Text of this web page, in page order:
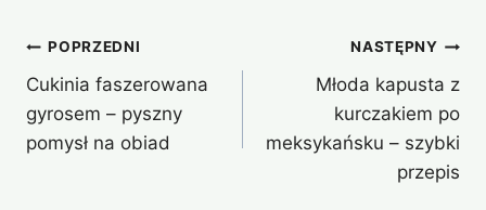
Nawigacja
wpisu
POPRZEDNI
Cukinia faszerowana
gyrosem – pyszny
pomysł na obiad
NASTĘPNY
Młoda kapusta z
kurczakiem po
meksykańsku – szybki
przepis